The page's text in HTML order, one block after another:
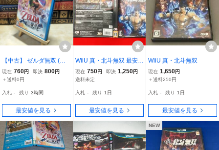
【中古】 ゼルダ無双 (通
常版) - Wii U WiiU 22002
0
現在 760円 即決 800円
＋送料0円
入札 - 残り 3時間
最安値を見る
WiiU 真・北斗無双 最安販
売！ 商品説明必読！！ 綺
麗
現在 750円 即決 1,250円
送料未定
入札 - 残り 1日
最安値を見る
WiiU 真・北斗無双
現在 1,650円
＋送料250円
入札 - 残り 1日
最安値を見る
NEW